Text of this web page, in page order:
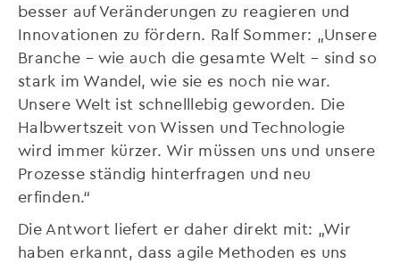
besser auf Veränderungen zu reagieren und
Innovationen zu fördern. Ralf Sommer: „Unsere
Branche – wie auch die gesamte Welt – sind so
stark im Wandel, wie sie es noch nie war.
Unsere Welt ist schnelllebig geworden. Die
Halbwertszeit von Wissen und Technologie
wird immer kürzer. Wir müssen uns und unsere
Prozesse ständig hinterfragen und neu
erfinden.“
Die Antwort liefert er daher direkt mit: „Wir
haben erkannt, dass agile Methoden es uns